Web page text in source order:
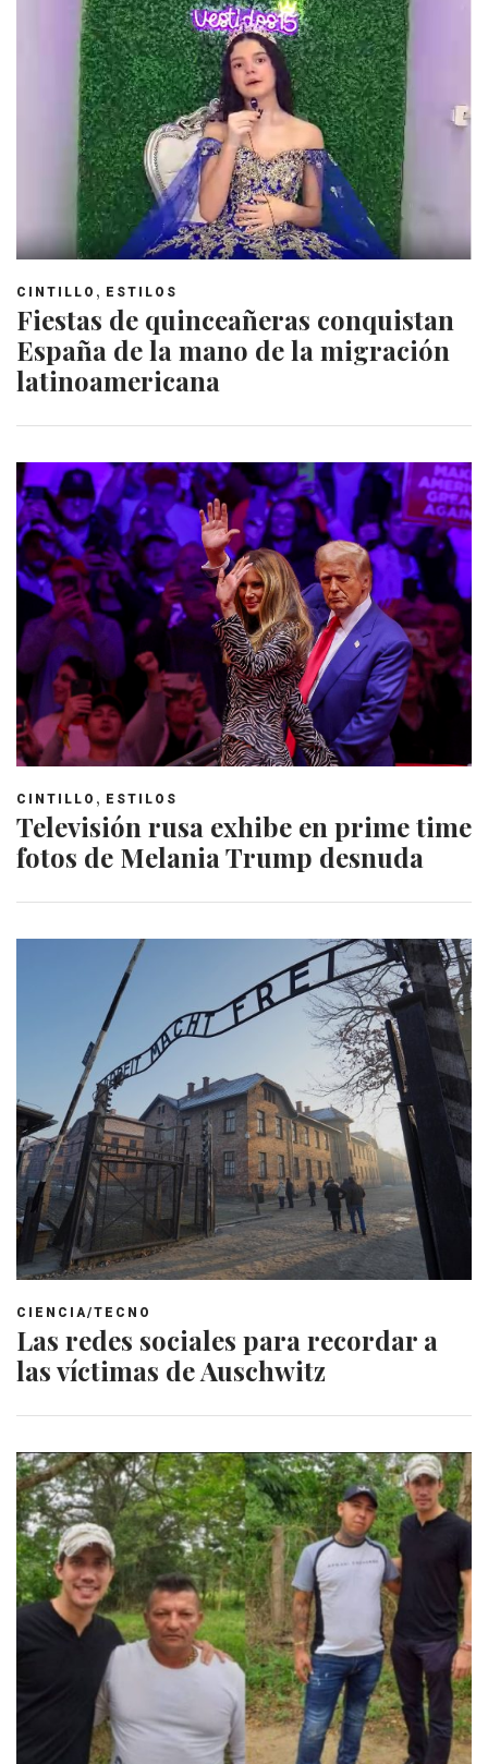
CINTILLO , ESTILOS
Fiestas de quinceañeras conquistan
España de la mano de la migración
latinoamericana
CINTILLO , ESTILOS
Televisión rusa exhibe en prime time
fotos de Melania Trump desnuda
CIENCIA/TECNO
Las redes sociales para recordar a
las víctimas de Auschwitz